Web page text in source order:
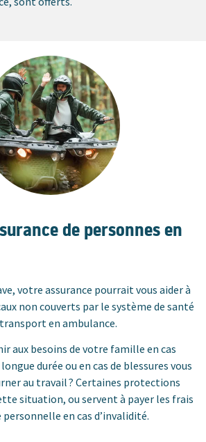
de personnes en
votre assurance pourrait vous aider à
non couverts par le système de santé
en ambulance.
aux besoins de votre famille en cas
durée ou en cas de blessures vous
au travail ? Certaines protections
situation, ou servent à payer les frais
personnelle en cas d’invalidité.